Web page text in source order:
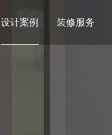
设计案例 装修服务